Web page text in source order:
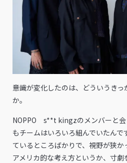
――意識が変化したのは、どういうき
か。
NOPPO s**t kingzのメンバーと会
もチームはいろいろ組んでいたんで
ているところばかりで、視野が狭
アメリカ的な考え方というか、寸